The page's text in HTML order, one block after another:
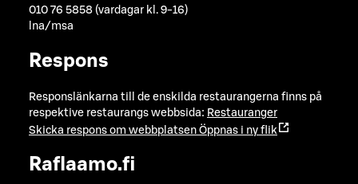
010 76 5858 (vardagar kl. 9-16)
lna/msa
Respons
Responslänkarna till de enskilda restaurangerna finns på
respektive restaurangs webbsida: Restauranger
Skicka respons om webbplatsen Öppnas i ny flik
Raflaamo.fi